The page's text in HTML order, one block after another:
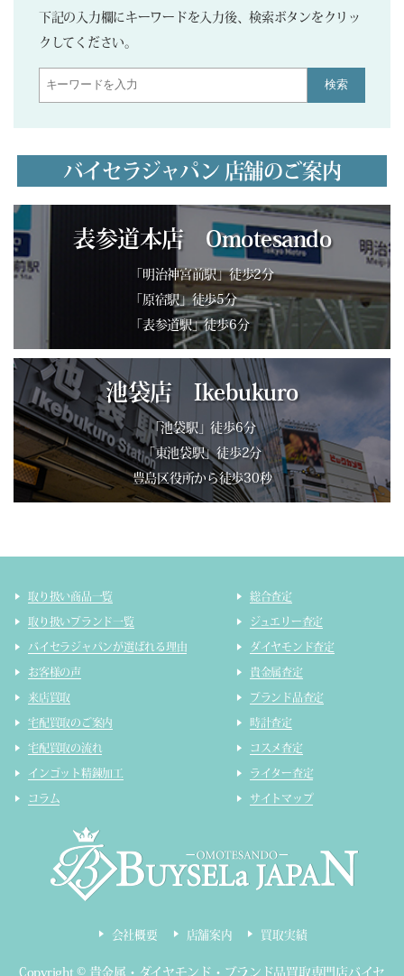
下記の入力欄にキーワードを入力後、検索ボタンをクリッ
クしてください。
検索
バイセラジャパン 店舗のご案内
表参道本店 Omotesando
「明治神宮前駅」徒歩2分
「原宿駅」徒歩5分
「表参道駅」徒歩6分
池袋店 Ikebukuro
「池袋駅」徒歩6分
「東池袋駅」徒歩2分
豊島区役所から徒歩30秒
取り扱い商品一覧
取り扱いブランド一覧
バイセラジャパンが選ばれる理由
お客様の声
来店買取
宅配買取のご案内
宅配買取の流れ
インゴット精錬加工
コラム
総合査定
ジュエリー査定
ダイヤモンド査定
貴金属査定
ブランド品査定
時計査定
コスメ査定
ライター査定
サイトマップ
会社概要 店舗案内 買取実績
Copyright © 貴金属・ダイヤモンド・ブランド品買取専門店バイセ